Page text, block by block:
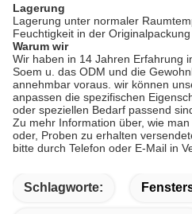
Lagerung
Lagerung unter normaler
Feuchtigkeit in der Originalpackung
Warum wir
Wir haben in 14 Jahren Erfahrung
Soem u. das ODM und die
annehmbar voraus. wir können
anpassen die spezifischen
oder speziellen Bedarf passend
Zu mehr Information über, wie
oder, Proben zu erhalten
bitte durch Telefon oder E-Mail in
Schlagworte: